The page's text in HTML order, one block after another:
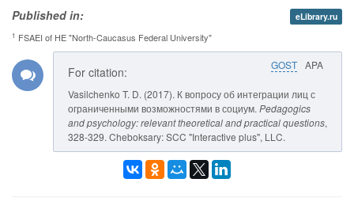
Published in:
eLibrary.ru
1 FSAEI of HE "North-Caucasus Federal University"
GOST APA
For citation:
Vasilchenko T. D. (2017). К вопросу об интеграции лиц с
ограниченными возможностями в социум. Pedagogics
and psychology: relevant theoretical and practical questions,
328-329. Cheboksary: SCC "Interactive plus", LLC.